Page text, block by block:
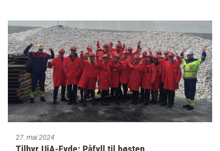
27. mai 2024